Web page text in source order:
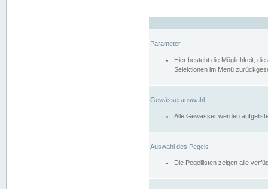
Parameter
Hier besteht die Möglichkeit,
Selektionen im Menü
Gewässerauswahl
Alle Gewässer werden
Auswahl des Pegels
Die Pegellisten zeigen alle